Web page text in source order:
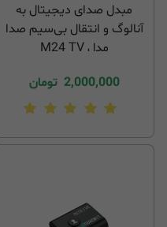
مبدل صدای دیجیتال به
آنالوگ و انتقال بی‌سیم صدا
مدل M24 TV
2,000,000 تومان